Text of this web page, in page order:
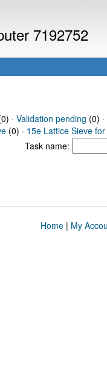
7192752
· Validation pending (0) ·
(0) · 15e Lattice Sieve
Task name:
Home| My